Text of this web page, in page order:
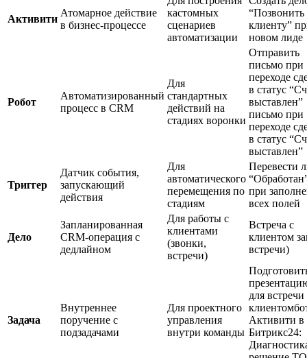
Активити
Атомарное действие
в бизнес-процессе
кастомных
сценариев
автоматизации
“Позвонить
клиенту”
новом лиде
Робот
Автоматизированный
процесс в CRM
Для
стандартных
действий на
стадиях воронки
Отправить
письмо при
переходе
в статус
выставлен”
письмо при
переходе
в статус
выставлен”
Триггер
Датчик события,
запускающий
действия
Для
автоматического
перемещения по
стадиям
Перевести
при
всех полей
Дело
Запланированная
CRM-операция с
дедлайном
Для работы с
клиентами
(звонки,
встречи)
Встреча с
клиентом
встречи)
Задача
Внутреннее
поручение с
подзадачами
Для проектного
управления
внутри команды
для встречи
Активити в
Битрикс24: